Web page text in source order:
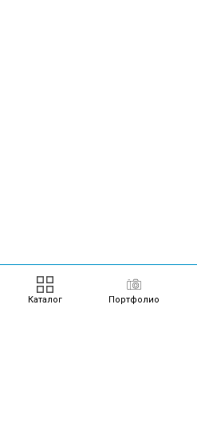
Каталог Портфолио